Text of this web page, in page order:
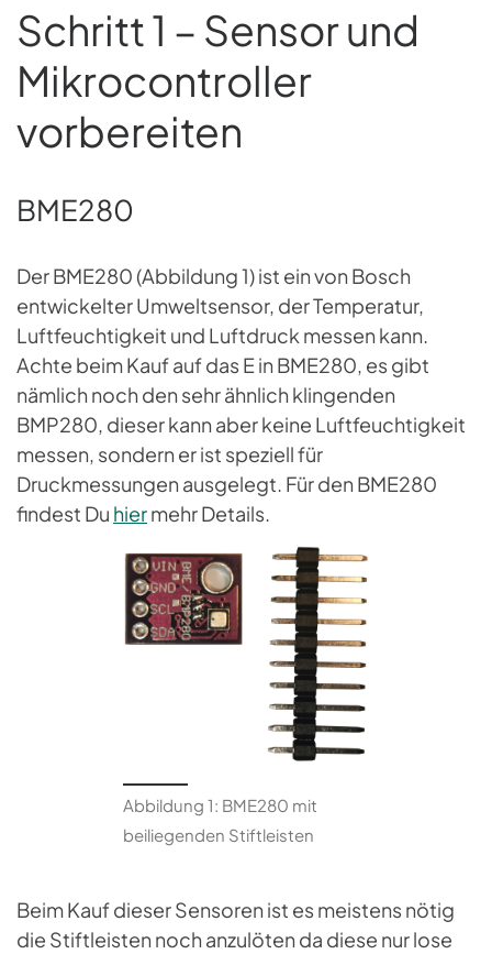
Schritt 1 – Sensor und
Mikrocontroller
vorbereiten
BME280
Der BME280 (Abbildung 1) ist ein von Bosch
entwickelter Umweltsensor, der Temperatur,
Luftfeuchtigkeit und Luftdruck messen kann.
Achte beim Kauf auf das E in BME280, es gibt
nämlich noch den sehr ähnlich klingenden
BMP280, dieser kann aber keine Luftfeuchtigkeit
messen, sondern er ist speziell für
Druckmessungen ausgelegt. Für den BME280
findest Du hiermehr Details.
Abbildung 1: BME280 mit
beiliegenden Stiftleisten
Beim Kauf dieser Sensoren ist es meistens nötig
die Stiftleisten noch anzulöten da diese nur lose